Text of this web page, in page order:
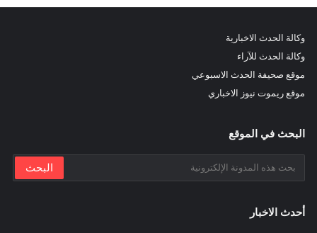
وكالة الحدث الاخبارية
وكالة الحدث للآراء
موقع صحيفة الحدث الاسبوعي
موقع ريموت نيوز الاخباري
البحث في الموقع
أحدث الاخبار